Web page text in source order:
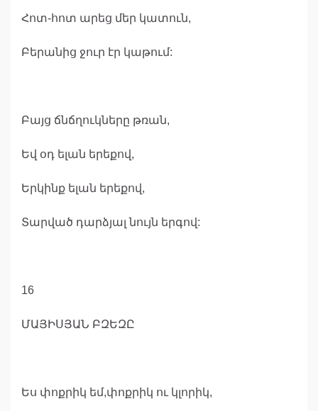
Հոտ-հոտ արեց մեր կատուն,
Բերանից ջուր էր կաթում:
Բայց ճնճղուկները թռան,
Եվ օդ ելան երեքով,
Երկինք ելան երեքով,
Տարված դարձյալ նույն երգով:
16
ՄԱՅԻՍՅԱՆ ԲԶԵԶԸ
Ես փոքրիկ եմ,փոքրիկ ու կլորիկ,